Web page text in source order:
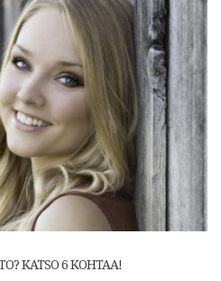
KATSO 6 KOHTAA!